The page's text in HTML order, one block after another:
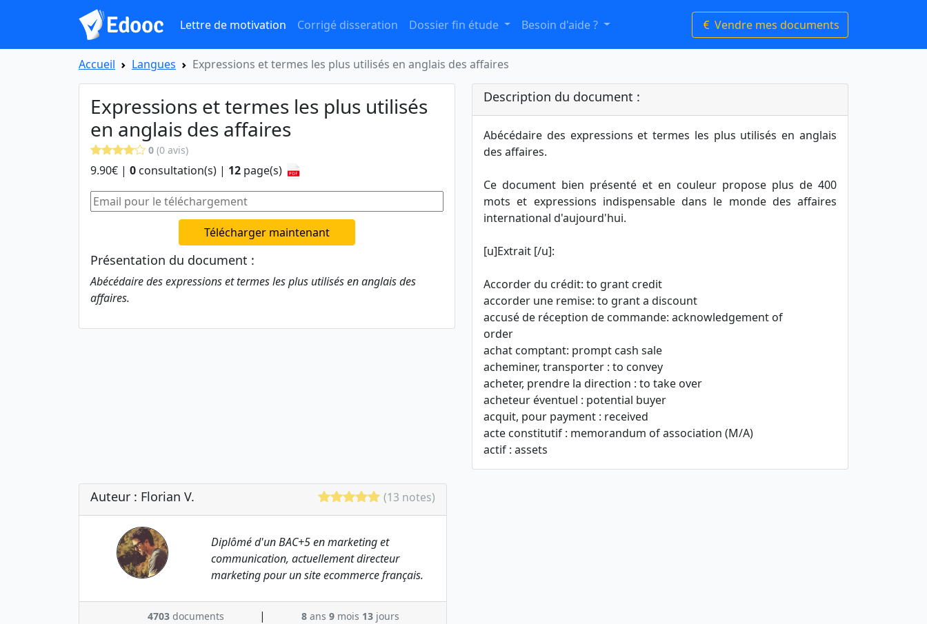
Lettre de motivation Corrigé disseration Dossier fin étude Besoin d'aide ? Vendre mes documents
Accueil Langues Expressions et termes les plus utilisés en anglais des affaires
Expressions et termes les plus utilisés
en anglais des affaires
0 (0 avis)
9.90€ | 0 consultation(s) | 12 page(s)
Télécharger maintenant
Présentation du document :
Abécédaire des expressions et termes les plus utilisés en anglais des
affaires.
Description du document :
Abécédaire des expressions et termes les plus utilisés en anglais
des affaires.
Ce document bien présenté et en couleur propose plus de 400
mots et expressions indispensable dans le monde des affaires
international d'aujourd'hui.
[u]Extrait [/u]:
Accorder du crédit: to grant credit
accorder une remise: to grant a discount
accusé de réception de commande: acknowledgement of
order
achat comptant: prompt cash sale
acheminer, transporter : to convey
acheter, prendre la direction : to take over
acheteur éventuel : potential buyer
acquit, pour payment : received
acte constitutif : memorandum of association (M/A)
actif : assets
Auteur : Florian V. (13 notes)
Diplômé d'un BAC+5 en marketing et
communication, actuellement directeur
marketing pour un site ecommerce français.
4703 documents | 8ans 9mois 13jours